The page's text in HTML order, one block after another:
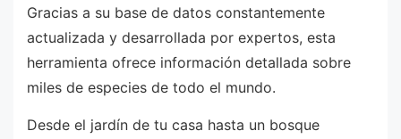
Gracias a su base de datos constantemente
actualizada y desarrollada por expertos, esta
herramienta ofrece información detallada sobre
miles de especies de todo el mundo.
Desde el jardín de tu casa hasta un bosque